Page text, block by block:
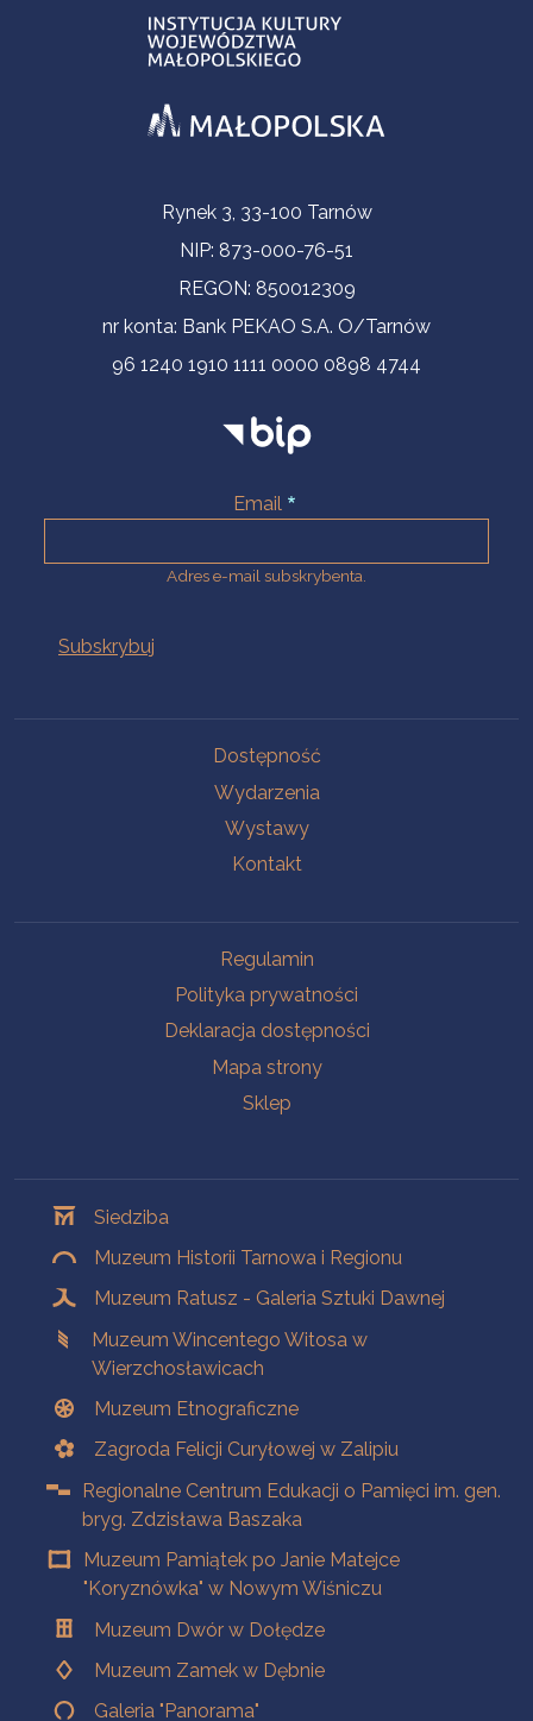
Informacje kontaktoweRynek 3, 33-100 Tarnów
NIP: 873-000-76-51
REGON: 850012309
nr konta: Bank PEKAO S.A. O/Tarnów
96 1240 1910 1111 0000 0898 4744
Email
Adres e-mail subskrybenta.
Dostępność
Wydarzenia
Wystawy
Kontakt
Regulamin
Polityka prywatności
Deklaracja dostępności
Mapa strony
Sklep
Siedziba
Muzeum Historii Tarnowa i Regionu
Muzeum Ratusz - Galeria Sztuki Dawnej
Muzeum Wincentego Witosa w
Wierzchosławicach
Muzeum Etnograficzne
Zagroda Felicji Curyłowej w Zalipiu
Regionalne Centrum Edukacji o Pamięci im. gen.
bryg. Zdzisława Baszaka
Muzeum Pamiątek po Janie Matejce
"Koryznówka" w Nowym Wiśniczu
Muzeum Dwór w Dołędze
Muzeum Zamek w Dębnie
Galeria "Panorama"